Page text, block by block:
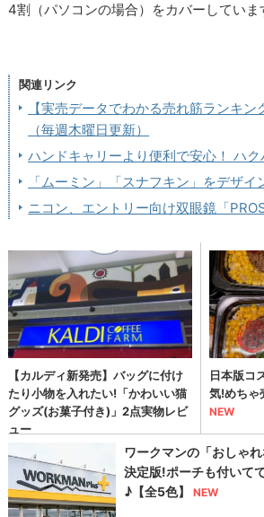
4割（パソコンの場合）をカバーしていま
関連リンク
【実売データでわかる売れ筋ランキン
（毎週木曜日更新）
ハンドキャリーより便利で安心！ ハ
「ムーミン」「スナフキン」をデザ
ニコン、エントリー向け双眼鏡「